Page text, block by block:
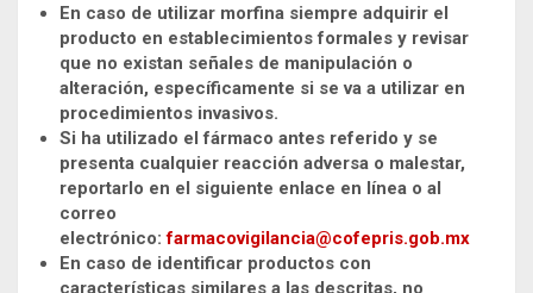
En caso de utilizar morfina siempre adquirir el
producto en establecimientos formales y revisar
que no existan señales de manipulación o
alteración, específicamente si se va a utilizar en
procedimientos invasivos.
Si ha utilizado el fármaco antes referido y se
presenta cualquier reacción adversa o malestar,
reportarlo en el siguiente enlace en línea o al
correo
electrónico:farmacovigilancia@cofepris.gob.mx
En caso de identificar productos con
características similares a las descritas, no